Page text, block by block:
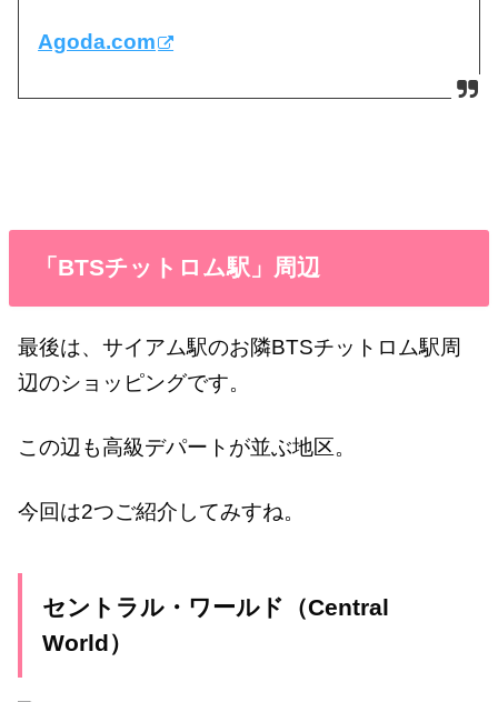
Agoda.com
「BTSチットロム駅」周辺
最後は、サイアム駅のお隣BTSチットロム駅周
辺のショッピングです。
この辺も高級デパートが並ぶ地区。
今回は2つご紹介してみすね。
セントラル・ワールド（Central
World）